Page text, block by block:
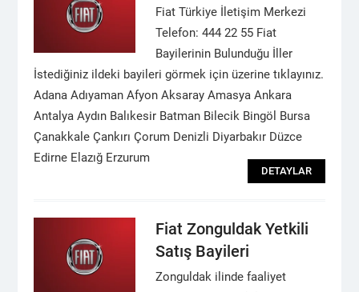
Fiat Türkiye İletişim Merkezi
Telefon: 444 22 55 Fiat
Bayilerinin Bulunduğu İller
İstediğiniz ildeki bayileri görmek için üzerine tıklayınız.
Adana Adıyaman Afyon Aksaray Amasya Ankara
Antalya Aydın Balıkesir Batman Bilecik Bingöl Bursa
Çanakkale Çankırı Çorum Denizli Diyarbakır Düzce
Edirne Elazığ Erzurum
DETAYLAR
Fiat Zonguldak Yetkili
Satış Bayileri
Zonguldak ilinde faaliyet